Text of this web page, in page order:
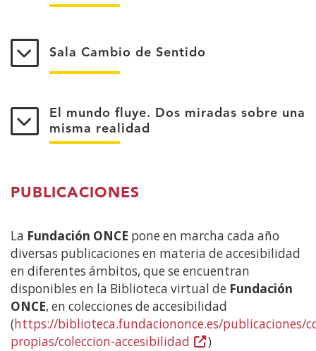
Sala Cambio de Sentido
El mundo fluye. Dos miradas sobre una
misma realidad
PUBLICACIONES
La Fundación ONCE pone en marcha cada año
diversas publicaciones en materia de accesibilidad
en diferentes ámbitos, que se encuentran
disponibles en la Biblioteca virtual de Fundación
ONCE, en colecciones de accesibilidad
(https://biblioteca.fundaciononce.es/publicaciones/
propias/coleccion-accesibilidad (Abre
)